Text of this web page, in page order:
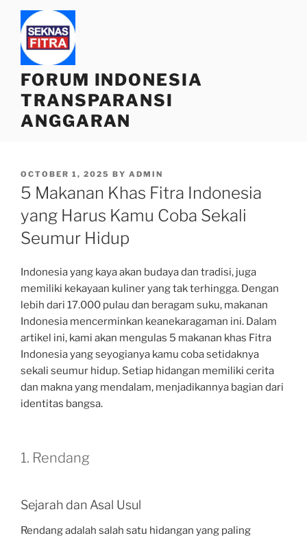
content
FORUM INDONESIA
TRANSPARANSI
ANGGARAN
POSTED
ON
OCTOBER 1, 2025 BY ADMIN
5 Makanan Khas Fitra Indonesia
yang Harus Kamu Coba Sekali
Seumur Hidup
Indonesia yang kaya akan budaya dan tradisi, juga
memiliki kekayaan kuliner yang tak terhingga. Dengan
lebih dari 17.000 pulau dan beragam suku, makanan
Indonesia mencerminkan keanekaragaman ini. Dalam
artikel ini, kami akan mengulas 5 makanan khas Fitra
Indonesia yang seyogianya kamu coba setidaknya
sekali seumur hidup. Setiap hidangan memiliki cerita
dan makna yang mendalam, menjadikannya bagian dari
identitas bangsa.
1. Rendang
Sejarah dan Asal Usul
Rendang adalah salah satu hidangan yang paling